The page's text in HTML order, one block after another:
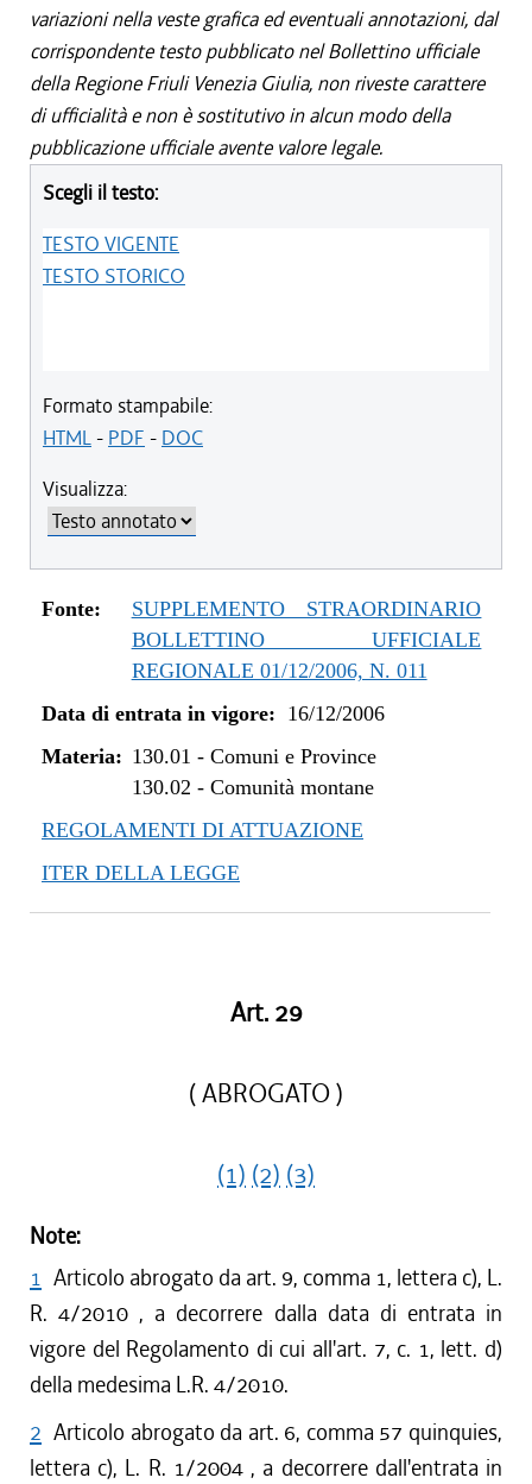
variazioni nella veste grafica ed eventuali annotazioni, dal
corrispondente testo pubblicato nel Bollettino ufficiale
della Regione Friuli Venezia Giulia, non riveste carattere
di ufficialità e non è sostitutivo in alcun modo della
pubblicazione ufficiale avente valore legale.
Scegli il testo:
TESTO VIGENTE
TESTO STORICO
Formato stampabile:
HTML- PDF - DOC
Visualizza:
Fonte:
SUPPLEMENTO STRAORDINARIO
BOLLETTINO UFFICIALE
REGIONALE 01/12/2006, N. 011
Data di entrata in vigore: 16/12/2006
Materia: 130.01 - Comuni e Province
130.02 - Comunità montane
REGOLAMENTI DI ATTUAZIONE
ITER DELLA LEGGE
Art. 29
( ABROGATO )
(1) (2) (3)
Note:
1 Articolo abrogato da art. 9, comma 1, lettera c), L.
R. 4/2010 , a decorrere dalla data di entrata in
vigore del Regolamento di cui all'art. 7, c. 1, lett. d)
della medesima L.R. 4/2010.
2 Articolo abrogato da art. 6, comma 57 quinquies,
lettera c), L. R. 1/2004 , a decorrere dall'entrata in